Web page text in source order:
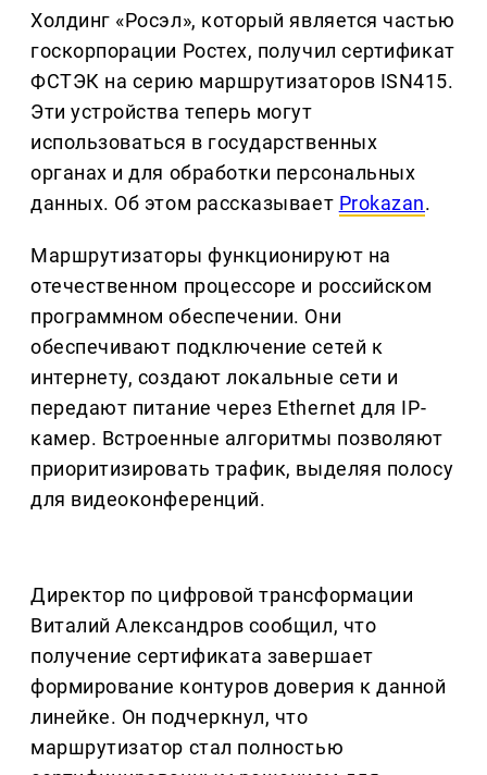
Холдинг «Росэл», который является частью
госкорпорации Ростех, получил сертификат
ФСТЭК на серию маршрутизаторов ISN415.
Эти устройства теперь могут
использоваться в государственных
органах и для обработки персональных
данных. Об этом рассказывает Prokazan.
Маршрутизаторы функционируют на
отечественном процессоре и российском
программном обеспечении. Они
обеспечивают подключение сетей к
интернету, создают локальные сети и
передают питание через Ethernet для IP-
камер. Встроенные алгоритмы позволяют
приоритизировать трафик, выделяя полосу
для видеоконференций.
Директор по цифровой трансформации
Виталий Александров сообщил, что
получение сертификата завершает
формирование контуров доверия к данной
линейке. Он подчеркнул, что
маршрутизатор стал полностью